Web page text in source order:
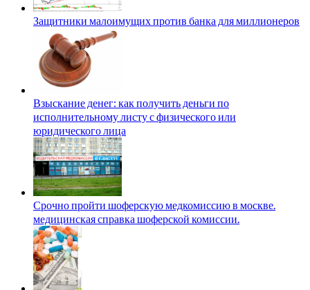
Защитники малоимущих против банка для миллионеров
Взыскание денег: как получить деньги по
исполнительному листу с физического или
юридического лица
Срочно пройти шоферскую медкомиссию в москве.
медицинская справка шоферской комиссии.